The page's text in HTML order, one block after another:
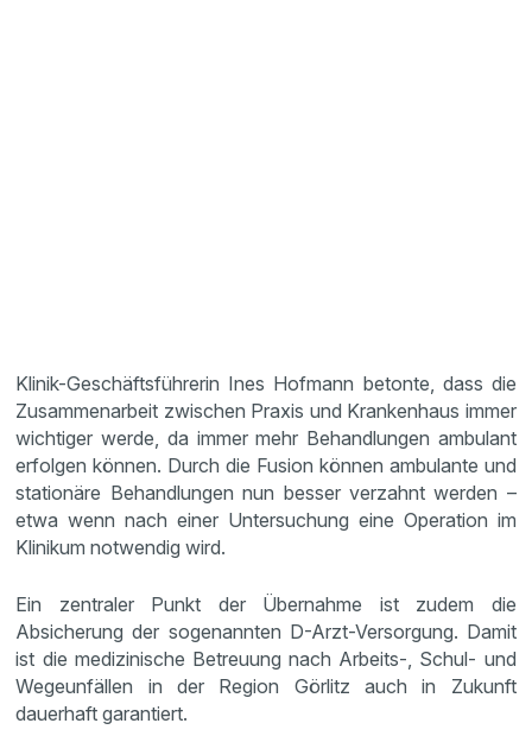
Klinik-Geschäftsführerin Ines Hofmann betonte, dass die
Zusammenarbeit zwischen Praxis und Krankenhaus immer
wichtiger werde, da immer mehr Behandlungen ambulant
erfolgen können. Durch die Fusion können ambulante und
stationäre Behandlungen nun besser verzahnt werden –
etwa wenn nach einer Untersuchung eine Operation im
Klinikum notwendig wird.
Ein zentraler Punkt der Übernahme ist zudem die
Absicherung der sogenannten D-Arzt-Versorgung. Damit
ist die medizinische Betreuung nach Arbeits-, Schul- und
Wegeunfällen in der Region Görlitz auch in Zukunft
dauerhaft garantiert.